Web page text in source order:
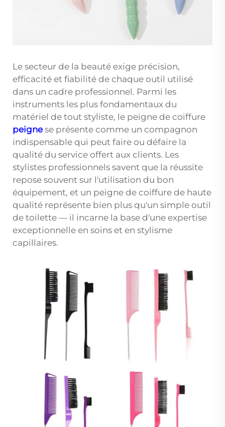
Le secteur de la beauté exige précision,
efficacité et fiabilité de chaque outil utilisé
dans un cadre professionnel. Parmi les
instruments les plus fondamentaux du
matériel de tout styliste, le peigne de coiffure
peignese présente comme un compagnon
indispensable qui peut faire ou défaire la
qualité du service offert aux clients. Les
stylistes professionnels savent que la réussite
repose souvent sur l'utilisation du bon
équipement, et un peigne de coiffure de haute
qualité représente bien plus qu'un simple outil
de toilette — il incarne la base d'une expertise
exceptionnelle en soins et en stylisme
capillaires.